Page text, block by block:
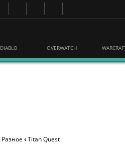
DIABLO OVERWATCH
Разное ‹Titan Quest